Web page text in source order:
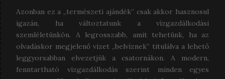
Azonban ez a „természeti ajándék” csak akkor hasznosul
igazán, ha változtatunk a vízgazdálkodási
szemléletünkön. A legrosszabb, amit tehetünk, ha az
olvadáskor megjelenő vizet „belvíznek” titulálva a lehető
leggyorsabban elvezetjük a csatornákon. A modern,
fenntartható vízgazdálkodás szerint minden egyes